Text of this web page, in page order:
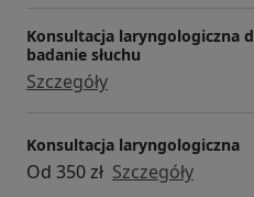
Konsultacja laryngologiczna
badanie słuchu
Szczegóły
Konsultacja laryngologiczna
Od 350 zł Szczegóły